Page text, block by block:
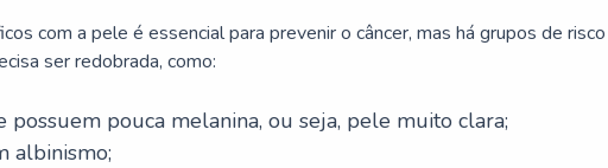
com a pele é essencial para prevenir o câncer, mas há grupos de risco
ser redobrada, como:
possuem pouca melanina, ou seja, pele muito clara;
albinismo;